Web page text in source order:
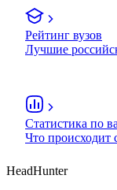
Рейтинг вузов
Лучшие
Статистика по
Что происходит
HeadHunter